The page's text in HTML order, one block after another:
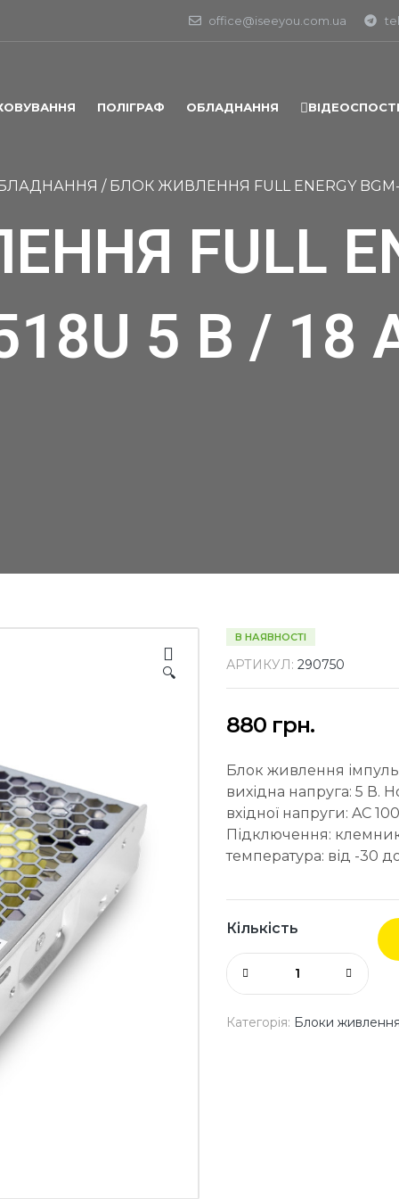
office@iseeyou.com.ua
ПОЛІГРАФ ОБЛАДНАННЯ
/ БЛОК ЖИВЛЕННЯ FULL ENERGY BGM-
FULL
5 В / 18
🔍
В НАЯВНОСТІ
АРТИКУЛ: 290750
880 грн.
Блок живлення
вихідна напруга: 5 В.
вхідної напруги: AC
Підключення:
температура: від -30
Кількість
Категорія: Блоки